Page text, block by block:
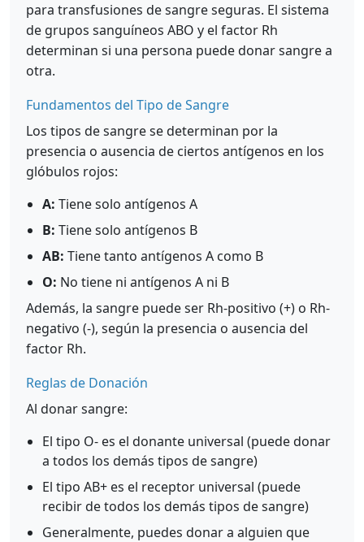
para transfusiones de sangre seguras. El sistema
de grupos sanguíneos ABO y el factor Rh
determinan si una persona puede donar sangre a
otra.
Fundamentos del Tipo de Sangre
Los tipos de sangre se determinan por la
presencia o ausencia de ciertos antígenos en los
glóbulos rojos:
A: Tiene solo antígenos A
B: Tiene solo antígenos B
AB: Tiene tanto antígenos A como B
O: No tiene ni antígenos A ni B
Además, la sangre puede ser Rh-positivo (+) o Rh-
negativo (-), según la presencia o ausencia del
factor Rh.
Reglas de Donación
Al donar sangre:
El tipo O- es el donante universal (puede donar
a todos los demás tipos de sangre)
El tipo AB+ es el receptor universal (puede
recibir de todos los demás tipos de sangre)
Generalmente, puedes donar a alguien que